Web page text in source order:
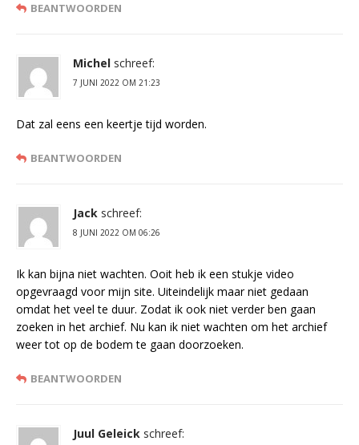
BEANTWOORDEN
Michel schreef:
7 JUNI 2022 OM 21:23
Dat zal eens een keertje tijd worden.
BEANTWOORDEN
Jack schreef:
8 JUNI 2022 OM 06:26
Ik kan bijna niet wachten. Ooit heb ik een stukje video
opgevraagd voor mijn site. Uiteindelijk maar niet gedaan
omdat het veel te duur. Zodat ik ook niet verder ben gaan
zoeken in het archief. Nu kan ik niet wachten om het archief
weer tot op de bodem te gaan doorzoeken.
BEANTWOORDEN
Juul Geleick schreef: